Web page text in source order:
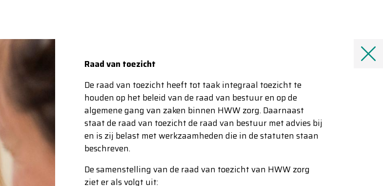
Raad van toezicht
De raad van toezicht heeft tot taak integraal toezicht te
houden op het beleid van de raad van bestuur en op de
algemene gang van zaken binnen HWW zorg. Daarnaast
staat de raad van toezicht de raad van bestuur met advies bij
en is zij belast met werkzaamheden die in de statuten staan
beschreven.
De samenstelling van de raad van toezicht van HWW zorg
ziet er als volgt uit: